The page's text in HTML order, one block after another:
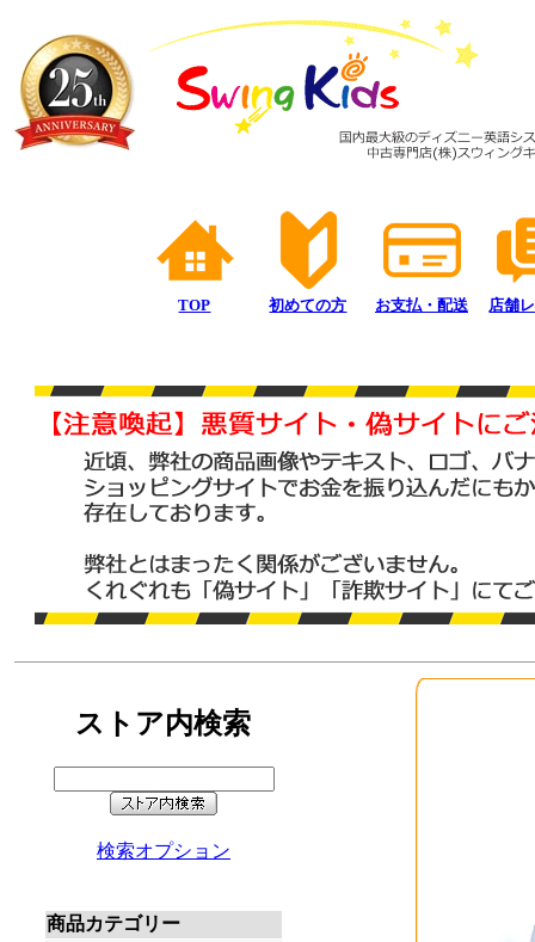
TOP 初めての方 お支払・配送 店舗
ストア内検索
検索オプション
商品カテゴリー